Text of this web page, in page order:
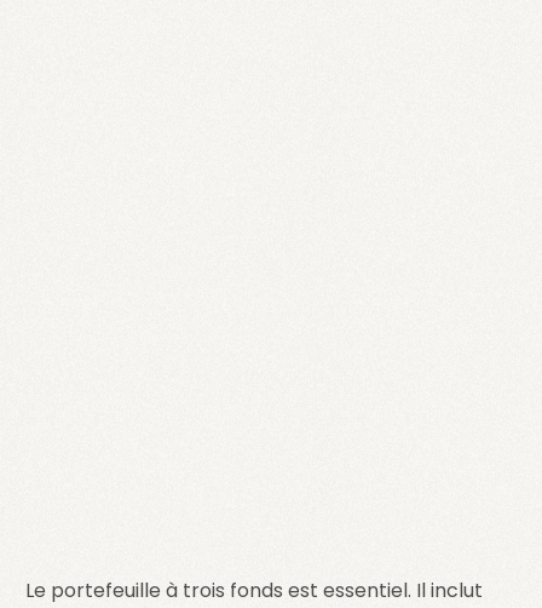
Le portefeuille à trois fonds est essentiel. Il inclut